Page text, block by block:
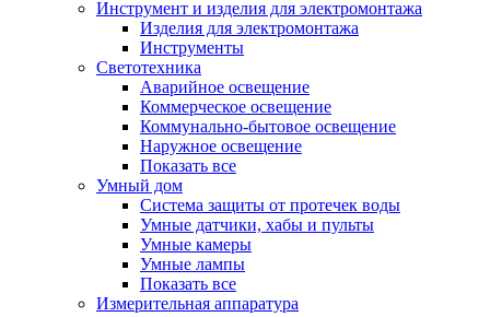
Инструмент и изделия для электромонтажа
Изделия для электромонтажа
Инструменты
Светотехника
Аварийное освещение
Коммерческое освещение
Коммунально-бытовое освещение
Наружное освещение
Показать все
Умный дом
Система защиты от протечек воды
Умные датчики, хабы и пульты
Умные камеры
Умные лампы
Показать все
Измерительная аппаратура